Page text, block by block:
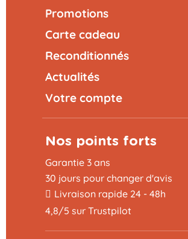
Promotions
Carte cadeau
Reconditionnés
Actualités
Votre compte
Nos points forts
Garantie 3 ans
30 jours pour changer d'avis
Livraison rapide 24 - 48h
4,8/5 sur Trustpilot